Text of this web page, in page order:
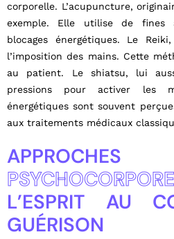
corporelle. L’acupuncture,
exemple. Elle utilise de fines
blocages énergétiques. Le
l’imposition des mains. Cette
au patient. Le shiatsu, lui
pressions pour activer les
énergétiques sont souvent
aux traitements médicaux
APPROCHES
L’ESPRIT AU
GUÉRISON